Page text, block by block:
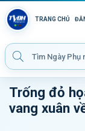
TRANG CHỦ
Trống đỏ
vang xuân